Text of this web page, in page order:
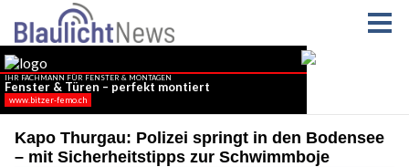
Kapo Thurgau: Polizei springt in den Bodensee
– mit Sicherheitstipps zur Schwimmboje